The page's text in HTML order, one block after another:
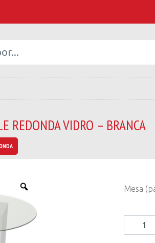
REDONDA VIDRO – BRANCA
Mesa
(padrão)